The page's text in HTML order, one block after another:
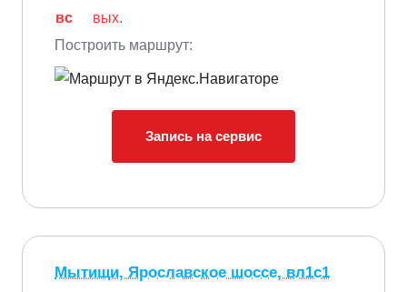
вс
вых.
Построить маршрут:
Запись на сервис
Мытищи, Ярославское шоссе, вл1с1